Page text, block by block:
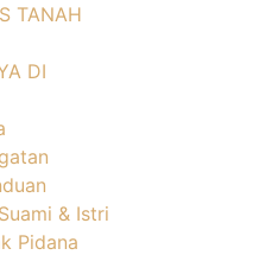
TANAH
DI
& Istri
Pidana